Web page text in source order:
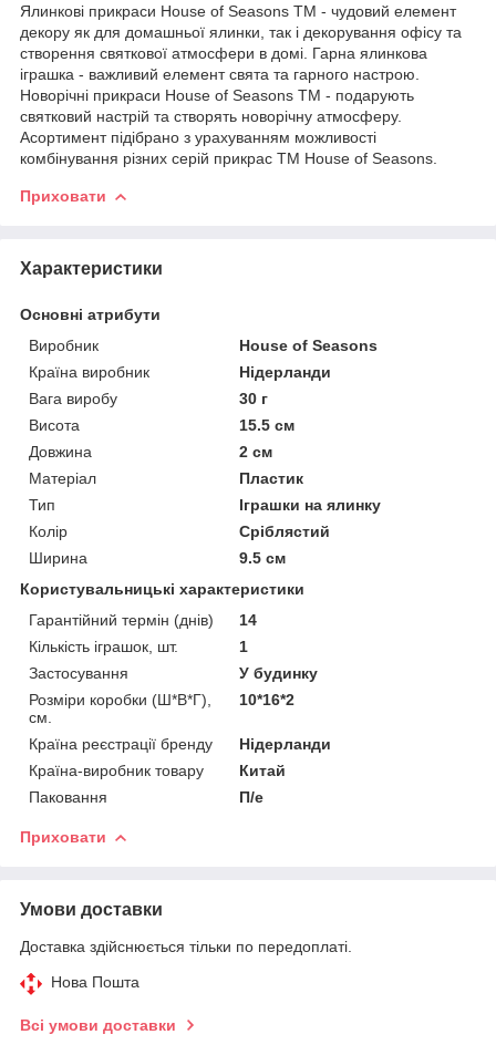
Ялинкові прикраси House of Seasons ТМ - чудовий елемент
декору як для домашньої ялинки, так і декорування офісу та
створення святкової атмосфери в домі. Гарна ялинкова
іграшка - важливий елемент свята та гарного настрою.
Новорічні прикраси House of Seasons ТМ - подарують
святковий настрій та створять новорічну атмосферу.
Асортимент підібрано з урахуванням можливості
комбінування різних серій прикрас ТМ House of Seasons.
Приховати
Характеристики
Основні атрибути
Виробник
House of Seasons
Країна виробник
Нідерланди
Вага виробу
30 г
Висота
15.5 см
Довжина
2 см
Матеріал
Пластик
Тип
Іграшки на ялинку
Колір
Сріблястий
Ширина
9.5 см
Користувальницькі характеристики
Гарантійний термін (днів)
14
Кількість іграшок, шт.
1
Застосування
У будинку
Розміри коробки (Ш*В*Г),
см.
10*16*2
Країна реєстрації бренду
Нідерланди
Країна-виробник товару
Китай
Паковання
П/е
Приховати
Умови доставки
Доставка здійснюється тільки по передоплаті.
Нова Пошта
Всі умови доставки